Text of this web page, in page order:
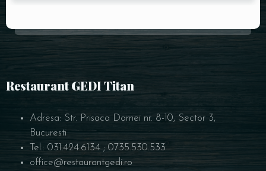
Restaurant GEDI Titan
Adresa: Str. Prisaca Dornei nr. 8-10, Sector 3,
Bucuresti
Tel.: 031.424.6134 ; 0735.530.533
office@restaurantgedi.ro